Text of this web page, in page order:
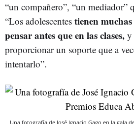
“un compañero”, “un mediador”
“Los adolescentes tienen
pensar antes que en las clases, y
proporcionar un soporte que a
intentarlo”.
Una fotografía de José Ignacio Gago en la gala